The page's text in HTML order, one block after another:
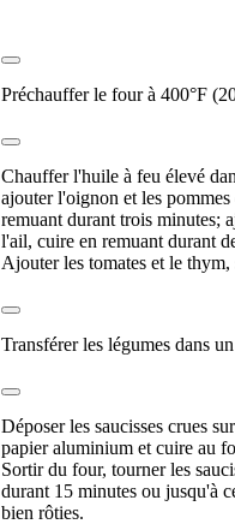
Préchauffer le four à 400°F
Chauffer l'huile à feu élevé
ajouter l'oignon et les pommes
remuant durant trois minutes;
l'ail, cuire en remuant durant
Ajouter les tomates et le thym,
Transférer les légumes dans
Déposer les saucisses crues
papier aluminium et cuire au
Sortir du four, tourner les
durant 15 minutes ou jusqu'à
bien rôties.